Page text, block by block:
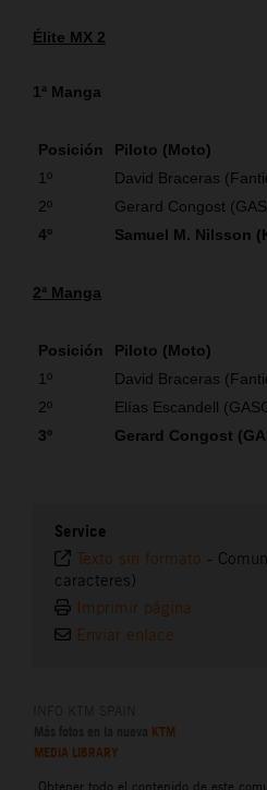
Élite MX 2
1ª Manga
Posición
Piloto (Moto)
1º
David Braceras
2º
Gerard Congost
4º
Samuel M. Nilsson
2ª Manga
Posición
Piloto (Moto)
1º
David Braceras
2º
Elías Escandell
3º
Gerard Congost
Service
Texto sin formato -
caracteres)
Imprimir página
Enviar enlace
KTM
MEDIA LIBRARY
Obtener todo el contenido de este